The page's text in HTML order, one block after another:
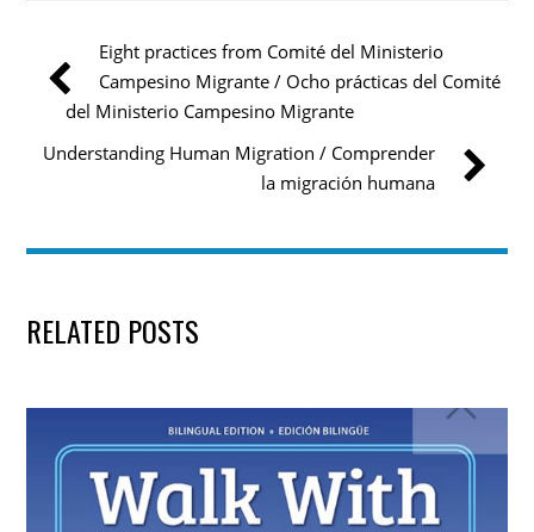
Eight practices from Comité del Ministerio
Campesino Migrante / Ocho prácticas del Comité
del Ministerio Campesino Migrante
Understanding Human Migration / Comprender
la migración humana
RELATED POSTS